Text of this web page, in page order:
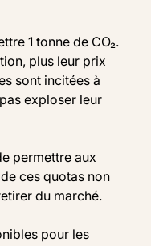
1 tonne de CO₂.
plus leur prix
sont incitées à
exploser leur
permettre aux
ces quotas non
du marché.
pour les